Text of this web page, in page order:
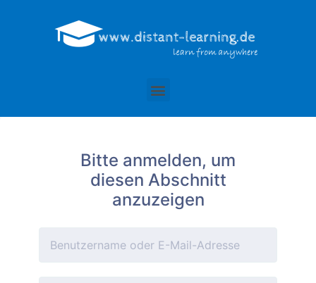
Bitte anmelden, um
diesen Abschnitt
anzuzeigen